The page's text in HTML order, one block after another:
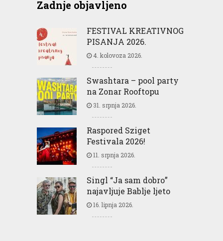
Zadnje objavljeno
FESTIVAL KREATIVNOG
PISANJA 2026.
4. kolovoza 2026.
Swashtara – pool party
na Zonar Rooftopu
31. srpnja 2026.
Raspored Sziget
Festivala 2026!
11. srpnja 2026.
Singl “Ja sam dobro”
najavljuje Bablje ljeto
16. lipnja 2026.